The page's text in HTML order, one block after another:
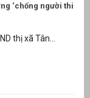
‘chống người thi
thị xã Tân...